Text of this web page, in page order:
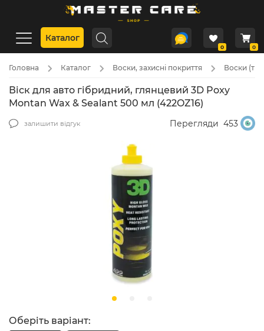
Каталог
0 0
Головна Каталог Воски, захисні покриття Воски
Віск для авто гібридний, глянцевий 3D Poxy
Montan Wax & Sealant 500 мл (422OZ16)
залишити відгук Перегляди 453
Оберіть варіант: